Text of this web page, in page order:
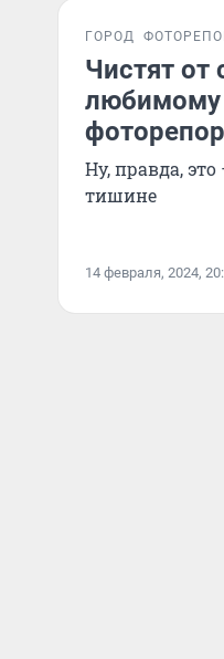
ГОРОД
Чистят от
любимому
Ну, правда,
тишине
14 февраля, 2024,